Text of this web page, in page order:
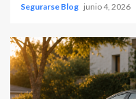
Segurarse Blog junio 4, 2026